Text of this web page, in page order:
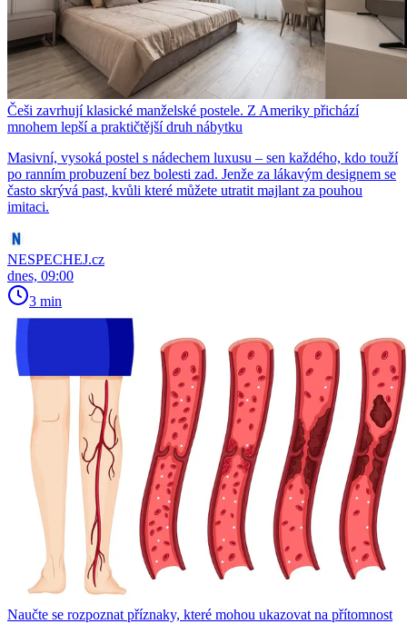
Češi zavrhují klasické manželské postele. Z Ameriky přichází
mnohem lepší a praktičtější druh nábytku
Masivní, vysoká postel s nádechem luxusu – sen každého, kdo touží
po ranním probuzení bez bolesti zad. Jenže za lákavým designem se
často skrývá past, kvůli které můžete utratit majlant za pouhou
imitaci.
NESPECHEJ.cz
dnes, 09:00
3 min
Naučte se rozpoznat příznaky, které mohou ukazovat na přítomnost